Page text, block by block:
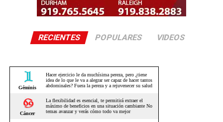
RECIENTES POPULARES VIDEOS